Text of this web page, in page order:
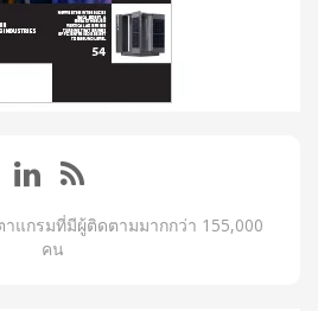
แกรมที่มีผู้ติดตามมากกว่า 155,000
คน